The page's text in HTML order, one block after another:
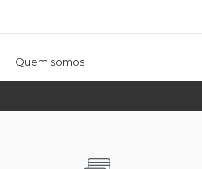
Quem somos